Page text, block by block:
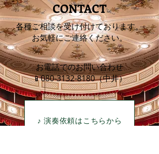
​CONTACT
​各種ご相談を受け付けております。
お気軽にご連絡ください。
お電話でのお問い合わせ
​📱080-3132-8180（中井）
♪ 演奏依頼はこちらから